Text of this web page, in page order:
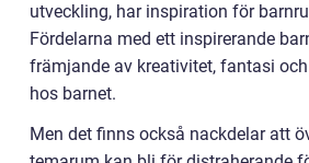
utveckling, har inspiration för
Fördelarna med ett inspirerande
främjande av kreativitet, fantasi
hos barnet.
Men det finns också nackdelar att